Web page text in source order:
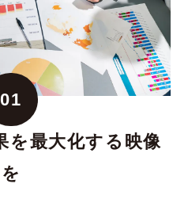
01
を最大化する映像
を